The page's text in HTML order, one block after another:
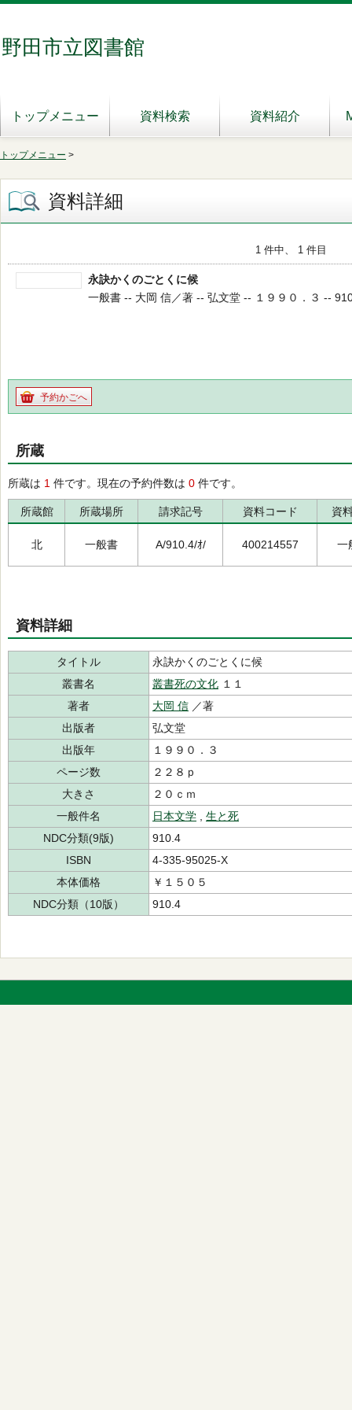
野田市立図書館
トップメニュー 資料検索 資料紹介
トップメニュー >
資料詳細
1 件中、 1 件目
永訣かくのごとくに候
一般書 -- 大岡 信／著 -- 弘文堂 -- １９９０．３ --
予約かごへ
所蔵
所蔵は 1 件です。現在の予約件数は 0 件です。
所蔵館 所蔵場所 請求記号 資料コード 資
北 一般書 A/910.4/ｵ/ 400214557 一
資料詳細
タイトル
永訣かくのごとくに候
叢書名
叢書死の文化 １１
著者
大岡 信 ／著
出版者
弘文堂
出版年
１９９０．３
ページ数
２２８ｐ
大きさ
２０ｃｍ
一般件名
日本文学
生と死
NDC分類(9版)
910.4
ISBN
4-335-95025-X
本体価格
￥１５０５
NDC分類（10版）
910.4